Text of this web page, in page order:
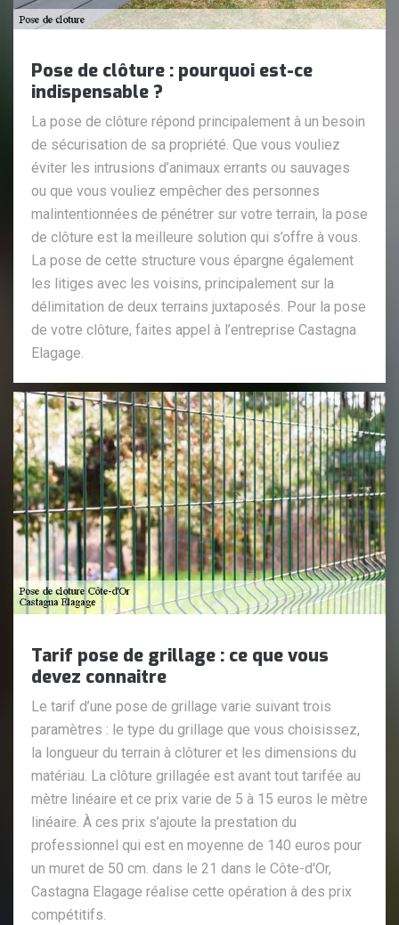
Pose de clôture : pourquoi est-ce
indispensable ?
La pose de clôture répond principalement à un besoin
de sécurisation de sa propriété. Que vous vouliez
éviter les intrusions d’animaux errants ou sauvages
ou que vous vouliez empêcher des personnes
malintentionnées de pénétrer sur votre terrain, la pose
de clôture est la meilleure solution qui s’offre à vous.
La pose de cette structure vous épargne également
les litiges avec les voisins, principalement sur la
délimitation de deux terrains juxtaposés. Pour la pose
de votre clôture, faites appel à l’entreprise Castagna
Elagage.
Tarif pose de grillage : ce que vous
devez connaitre
Le tarif d’une pose de grillage varie suivant trois
paramètres : le type du grillage que vous choisissez,
la longueur du terrain à clôturer et les dimensions du
matériau. La clôture grillagée est avant tout tarifée au
mètre linéaire et ce prix varie de 5 à 15 euros le mètre
linéaire. À ces prix s’ajoute la prestation du
professionnel qui est en moyenne de 140 euros pour
un muret de 50 cm. dans le 21 dans le Côte-d'Or,
Castagna Elagage réalise cette opération à des prix
compétitifs.